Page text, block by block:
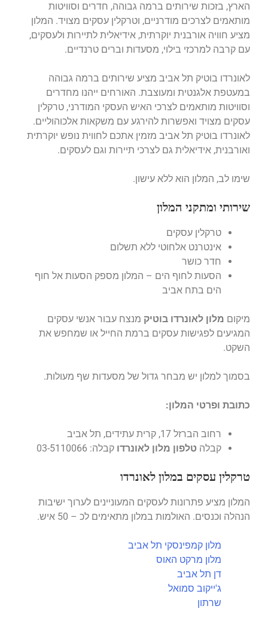
הארץ, בזכות שירותים ברמה גבוהה, חדרים וסוויטות
מותאמים לצרכים מודרניים, וטרקלין עסקים מצויד. המלון
מציע חוויה אורבנית יוקרתית, אידיאלית לתיירות ולעסקים,
עם קרבה למרכזי בילוי, מסעדות וברים טרנדיים.
לאונרדו בוטיק תל אביב מציע שירותים ברמה גבוהה
במעטפת אלגנטית ומעוצבת. האורחים ייהנו מחדרים
וסוויטות מותאמים לצרכי האיש העסקי המודרני, טרקלין
עסקים מצויד ואפשרות להירגע עם משקאות אלכוהוליים.
לאונרדו בוטיק תל אביב מזמין אתכם לחווית נופש יוקרתית
ואורבנית, אידיאלית גם לצרכי תיירות וגם לעסקים.
שימו לב, המלון הוא ללא עישון.
שירותי ומתקני המלון
טרקלין עסקים
אינטרנט אלחוטי ללא תשלום
חדר כושר
הסעות לחוף הים – המלון מספק הסעות אל חוף
הים בתח אביב
מיקום מלון לאונרדו בוטיק מנצח עבור אנשי עסקים
המגיעים לפגישות עסקים ברמת החייל או שמחפש את
השקט.
בסמוך למלון יש מבחר גדול של מסעדות שף מעולות.
כתובת ופרטי המלון:
רחוב הברזל 17, קרית עתידים, תל אביב
קבלה טלפון מלון לאונרדו קבלה: 03-5110066
טרקלין עסקים במלון לאונרדו
המלון מציע פתרונות לעסקים המעוניינים לערוך ישיבות
הנהלה וכנסים. האולמות במלון מתאימים לכ – 50 איש.
מלון קמפינסקי תל אביב
מלון מרקט האוס
דן תל אביב
ג'ייקוב סמואל
שרתון